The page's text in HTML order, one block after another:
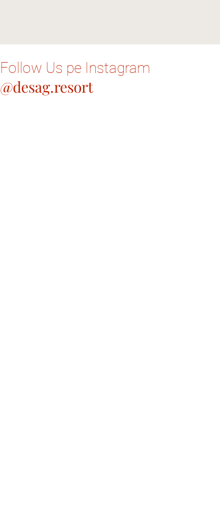
Follow Us pe Instagram
@desag.resort